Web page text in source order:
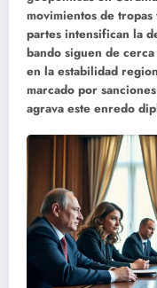
movimientos de tropas
partes intensifican la
bando siguen de
en la estabilidad
marcado por
agrava este enredo